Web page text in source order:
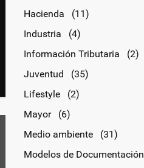
Hacienda
(11)
Industria
(4)
Información Tributaria
(2)
Juventud
(35)
Lifestyle
(2)
Mayor
(6)
Medio ambiente
(31)
Modelos de Documentación